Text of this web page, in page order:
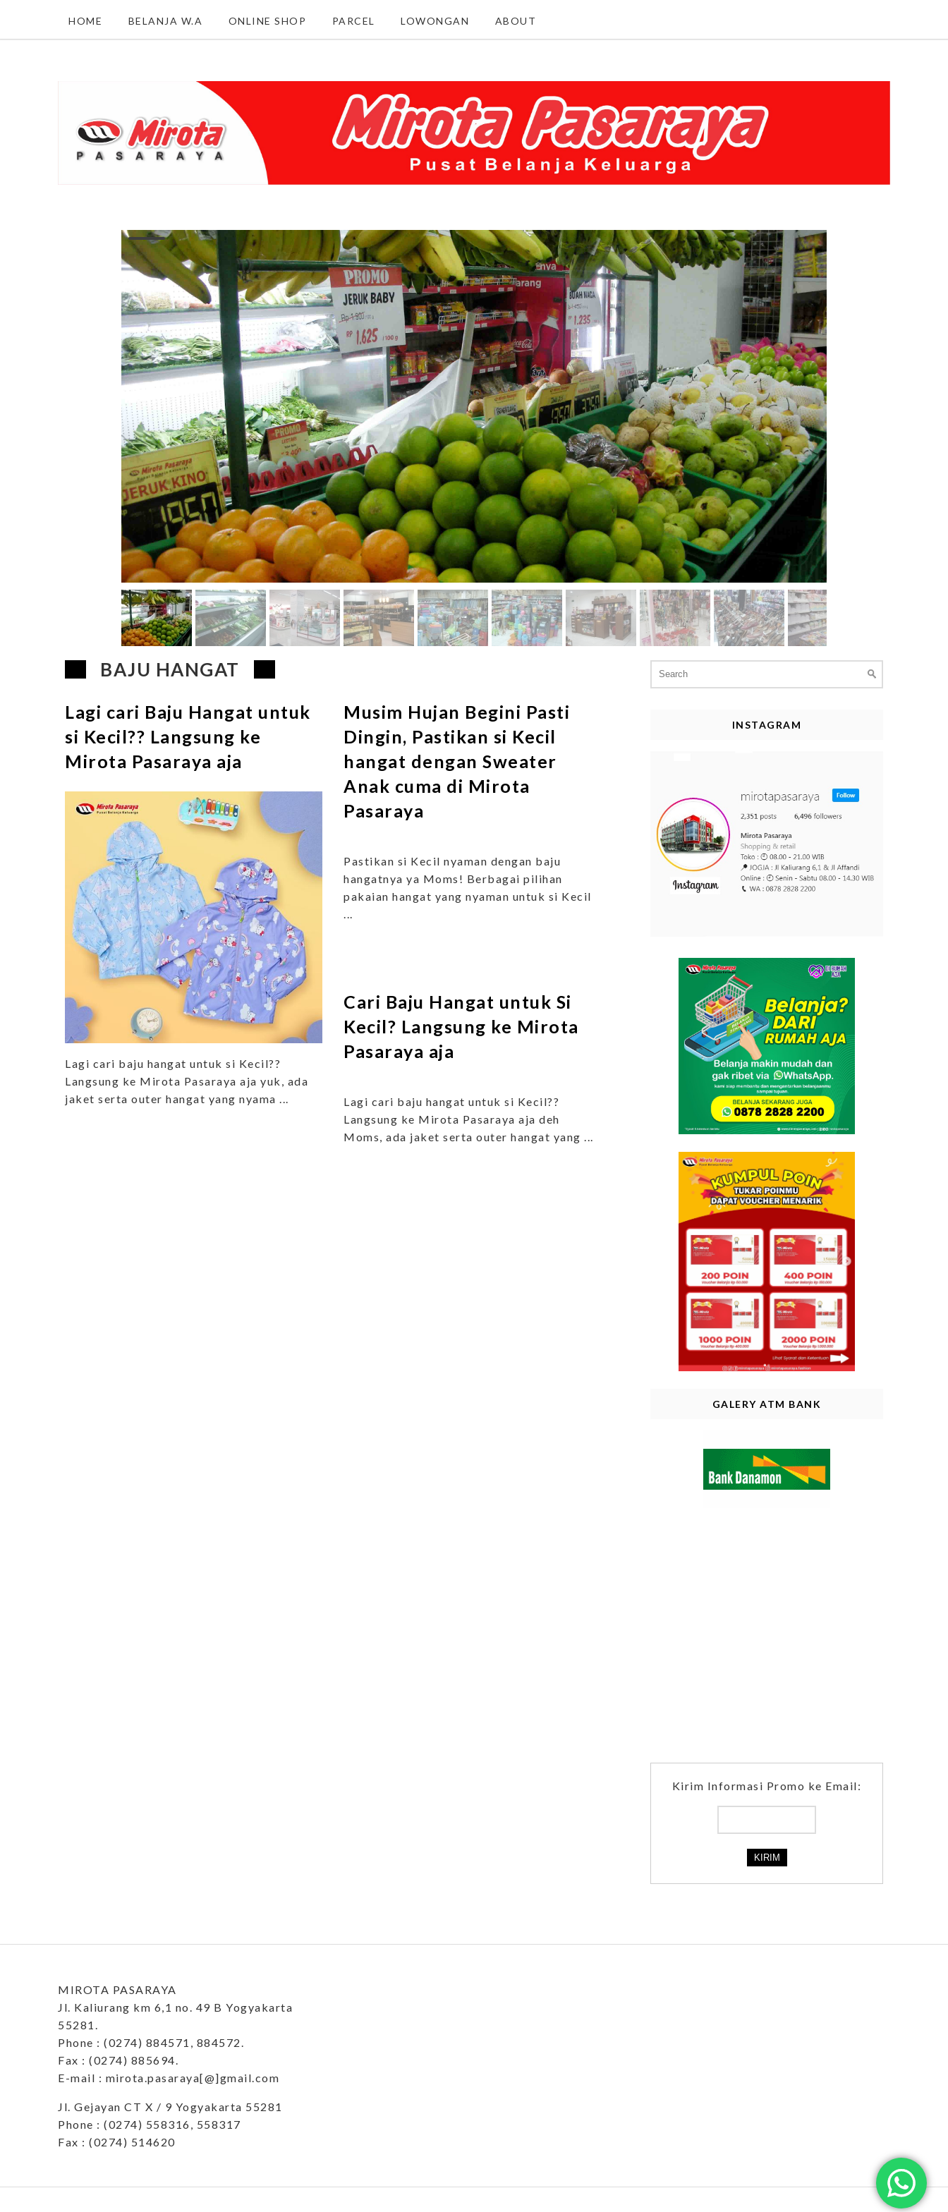
HOME BELANJA W.A ONLINE SHOP PARCEL LOWONGAN ABOUT
BAJU HANGAT
Lagi cari Baju Hangat untuk
si Kecil?? Langsung ke
Mirota Pasaraya aja
Lagi cari baju hangat untuk si Kecil??
Langsung ke Mirota Pasaraya aja yuk, ada
jaket serta outer hangat yang nyama ...
Musim Hujan Begini Pasti
Dingin, Pastikan si Kecil
hangat dengan Sweater
Anak cuma di Mirota
Pasaraya
Pastikan si Kecil nyaman dengan baju
hangatnya ya Moms! Berbagai pilihan
pakaian hangat yang nyaman untuk si Kecil
Cari Baju Hangat untuk Si
Kecil? Langsung ke Mirota
Pasaraya aja
Lagi cari baju hangat untuk si Kecil??
Langsung ke Mirota Pasaraya aja deh
Moms, ada jaket serta outer hangat yang ...
for:
INSTAGRAM
GALERY ATM BANK
Kirim Informasi Promo ke Email:
MIROTA PASARAYA
Jl. Kaliurang km 6,1 no. 49 B Yogyakarta
55281.
Phone : (0274) 884571, 884572.
Fax : (0274) 885694.
E-mail : mirota.pasaraya[@]gmail.com
Jl. Gejayan CT X / 9 Yogyakarta 55281
Phone : (0274) 558316, 558317
Fax : (0274) 514620